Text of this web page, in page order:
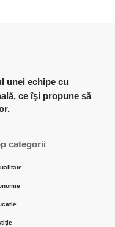
ce îşi propune să
categorii